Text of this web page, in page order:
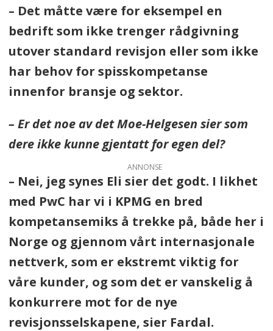
– Det måtte være for eksempel en
bedrift som ikke trenger rådgivning
utover standard revisjon eller som ikke
har behov for spisskompetanse
innenfor bransje og sektor.
– Er det noe av det Moe-Helgesen sier som
dere ikke kunne gjentatt for egen del?
ANNONSE
– Nei, jeg synes Eli sier det godt. I likhet
med PwC har vi i KPMG en bred
kompetansemiks å trekke på, både her i
Norge og gjennom vårt internasjonale
nettverk, som er ekstremt viktig for
våre kunder, og som det er vanskelig å
konkurrere mot for de nye
revisjonsselskapene, sier Fardal.